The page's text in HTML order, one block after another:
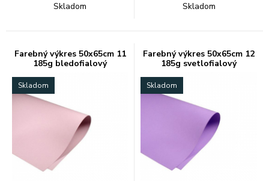
Skladom Skladom
Farebný výkres 50x65cm 11
185g bledofialový
Skladom
Farebný výkres 50x65cm 12
185g svetlofialový
Skladom